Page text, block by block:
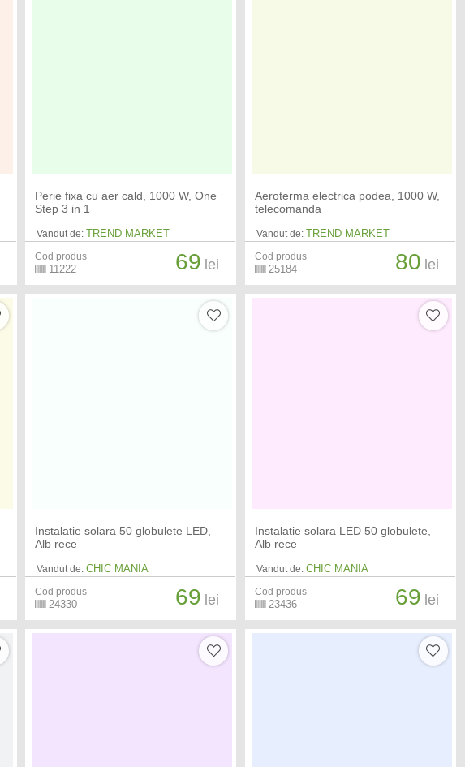
Perie fixa cu aer cald, 1000 W, One
Step 3 in 1
Vandut de: TREND MARKET
Cod produs
11222 69 lei
Aeroterma electrica podea, 1000 W,
telecomanda
Vandut de: TREND MARKET
Cod produs
25184 80 lei
Instalatie solara 50 globulete LED,
Alb rece
Vandut de: CHIC MANIA
Cod produs
24330 69 lei
Instalatie solara LED 50 globulete,
Alb rece
Vandut de: CHIC MANIA
Cod produs
23436 69 lei